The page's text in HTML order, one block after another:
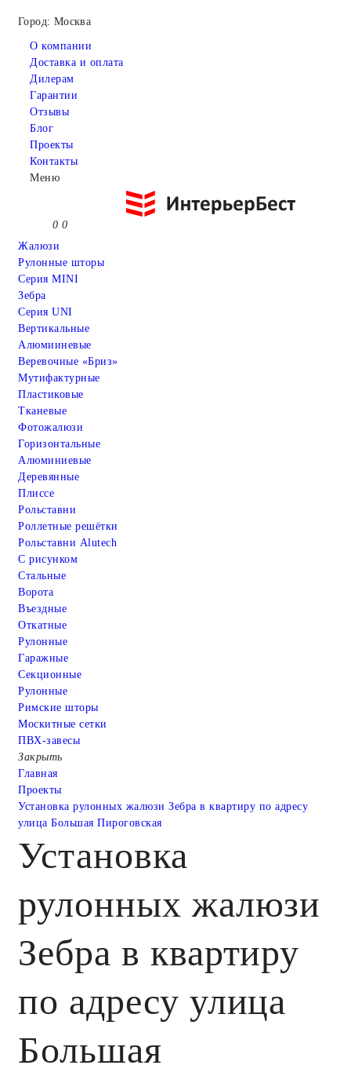
Город: Москва
О компании
Доставка и оплата
Дилерам
Гарантии
Отзывы
Блог
Проекты
Контакты
Меню
0 0
Жалюзи
Рулонные шторы
Серия MINI
Зебра
Серия UNI
Вертикальные
Алюмииневые
Веревочные «Бриз»
Мутифактурные
Пластиковые
Тканевые
Фотожалюзи
Горизонтальные
Алюминиевые
Деревянные
Плиссе
Рольставни
Роллетные решётки
Рольставни Alutech
С рисунком
Стальные
Ворота
Въездные
Откатные
Рулонные
Гаражные
Cекционные
Рулонные
Римские шторы
Москитные сетки
ПВХ-завесы
Закрыть
Главная
Проекты
Установка рулонных жалюзи Зебра в квартиру по адресу
улица Большая Пироговская
Установка
рулонных жалюзи
Зебра в квартиру
по адресу улица
Большая